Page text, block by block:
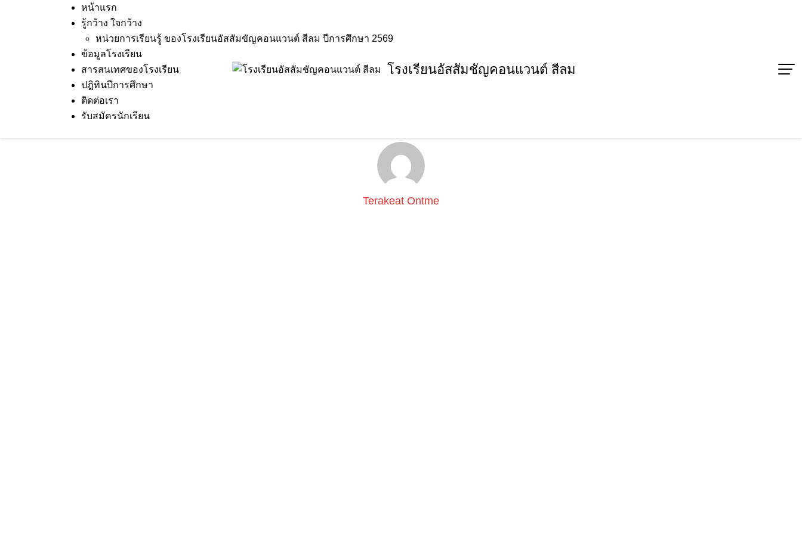
โรงเรียนอัสสัมชัญคอนแวนต์ สีลม
หน้าแรก
รู้กว้าง ใจกว้าง
หน่วยการเรียนรู้ ของโรงเรียนอัสสัมขัญคอนแวนต์ สีลม ปีการศึกษา 2569
ข้อมูลโรงเรียน
สารสนเทศของโรงเรียน
ปฎิทินปีการศึกษา
ติดต่อเรา
รับสมัครนักเรียน
11 Sep 2020 Terakeat Ontme
งานวิจัยในชั้นเรียน เรื่อง พัฒนาผลสัมฤทธิ์ทางการเรียนรู้วิชาสุขศึกษาเรื่องสารเสพติด โดยใช้การจัดการเรียนรู้
แบบร่วมมือ ด้วยเทคนิค จิ๊กซอว์ (Jigsaw)
Terakeat Ontme